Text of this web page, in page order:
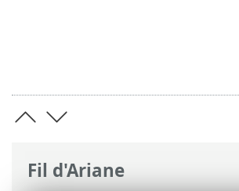
Fil d'Ariane